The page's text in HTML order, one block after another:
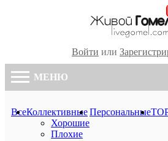
Войти или
МЕНЮ
ВсеКоллективные
Хорошие
Плохие
Персональные